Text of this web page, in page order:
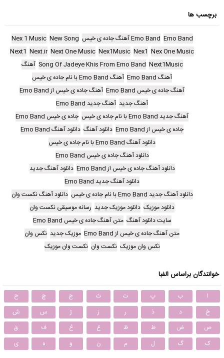
برچسب ها
Emo Band Emo Band آهنگ جاده ی خیس New Song
Nex 1 Music
Nex One Music
Nex1
Nex1Music
Next One Music
Next.ir
Next1
Next1Music
Song Of Jadeye Khis From Emo Band آهنگ
آهنگ Emo Band
آهنگ Emo Band با نام جاده ی خیس
آهنگ جاده ی خیس Emo Band
آهنگ جاده ی خیس از Emo Band
آهنگ جدید آهنگ جدید Emo Band
آهنگ جدید Emo Band با نام جاده ی خیس
جاده ی خیس Emo Band
جاده ی خیس از Emo Band
دانلود آهنگ دانلود آهنگ Emo Band
دانلود آهنگ Emo Band با نام جاده ی خیس
دانلود آهنگ جاده ی خیس Emo Band
دانلود آهنگ جاده ی خیس از Emo Band
دانلود آهنگ جدید
دانلود آهنگ جدید Emo Band
دانلود آهنگ جدید Emo Band با نام جاده ی خیس
دانلود آهنگ نکست وان
دانلود موزیک دانلود موزیک جدید رسانه موسیقی نکست وان
سایت دانلود آهنگ متن آهنگ جاده ی خیس Emo Band
متن آهنگ جاده ی خیس از Emo Band
موزیک جدید نکس وان
نکس وان موزیک نکست وان نکست وان موزیک
خوانندگان براساس الفبا
ا ب پ ت ث ج چ
ح
خ
د ذ ر ز ژ س
ش
ص
ض ط ظ ع غ ف
ق
ک
گ ل م ن و ه ی